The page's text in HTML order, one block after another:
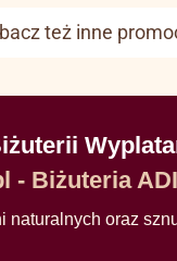
też inne
- Biżuteria
naturalnych oraz